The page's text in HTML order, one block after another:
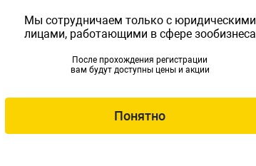
Мы сотрудничаем только с юридическими
лицами, работающими в сфере зообизнеса
После прохождения регистрации
вам будут доступны цены и акции
Понятно